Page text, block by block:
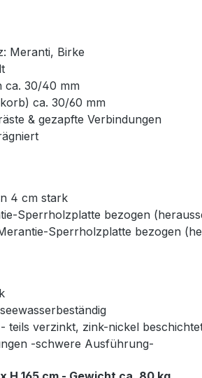
Meranti, Birke
ca. 30/40 mm
ca. 30/60 mm
& gezapfte Verbindungen
4 cm stark
Sperrholzplatte bezogen
Sperrholzplatte bezogen
teils verzinkt, zink-nickel
-schwere Ausführung-